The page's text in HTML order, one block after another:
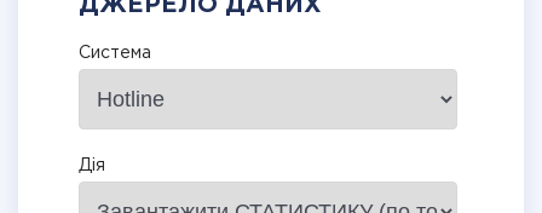
ДЖЕРЕЛО ДАНИХ
Система
Дія